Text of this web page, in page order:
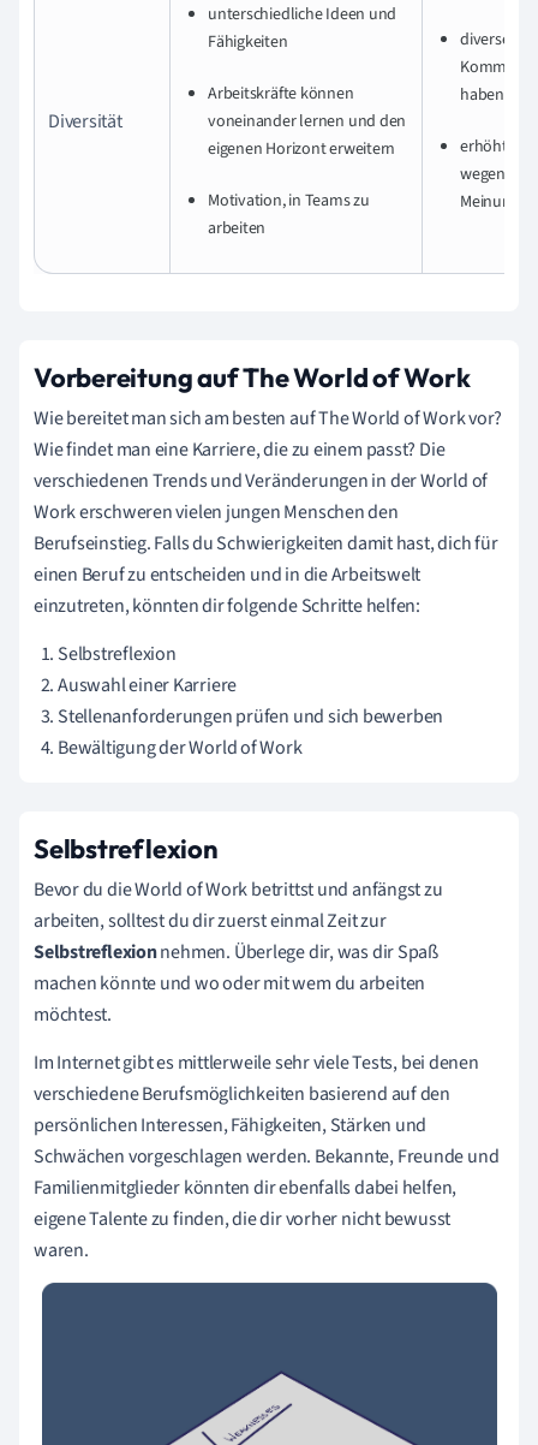
Diversität
unterschiedliche Ideen und
Fähigkeiten
Arbeitskräfte können
voneinander lernen und den
eigenen Horizont erweitern
Motivation, in Teams zu
arbeiten
diverses
haben
erhöhtes
wegen
Meinungen
Vorbereitung auf The World of Work
Wie bereitet man sich am besten auf The World of Work vor?
Wie findet man eine Karriere, die zu einem passt? Die
verschiedenen Trends und Veränderungen in der World of
Work erschweren vielen jungen Menschen den
Berufseinstieg. Falls du Schwierigkeiten damit hast, dich für
einen Beruf zu entscheiden und in die Arbeitswelt
einzutreten, könnten dir folgende Schritte helfen:
Selbstreflexion
Auswahl einer Karriere
Stellenanforderungen prüfen und sich bewerben
Bewältigung der World of Work
Selbstreflexion
Bevor du die World of Work betrittst und anfängst zu
arbeiten, solltest du dir zuerst einmal Zeit zur
Selbstreflexionnehmen. Überlege dir, was dir Spaß
machen könnte und wo oder mit wem du arbeiten
möchtest.
Im Internet gibt es mittlerweile sehr viele Tests, bei denen
verschiedene Berufsmöglichkeiten basierend auf den
persönlichen Interessen, Fähigkeiten, Stärken und
Schwächen vorgeschlagen werden. Bekannte, Freunde und
Familienmitglieder könnten dir ebenfalls dabei helfen,
eigene Talente zu finden, die dir vorher nicht bewusst
waren.